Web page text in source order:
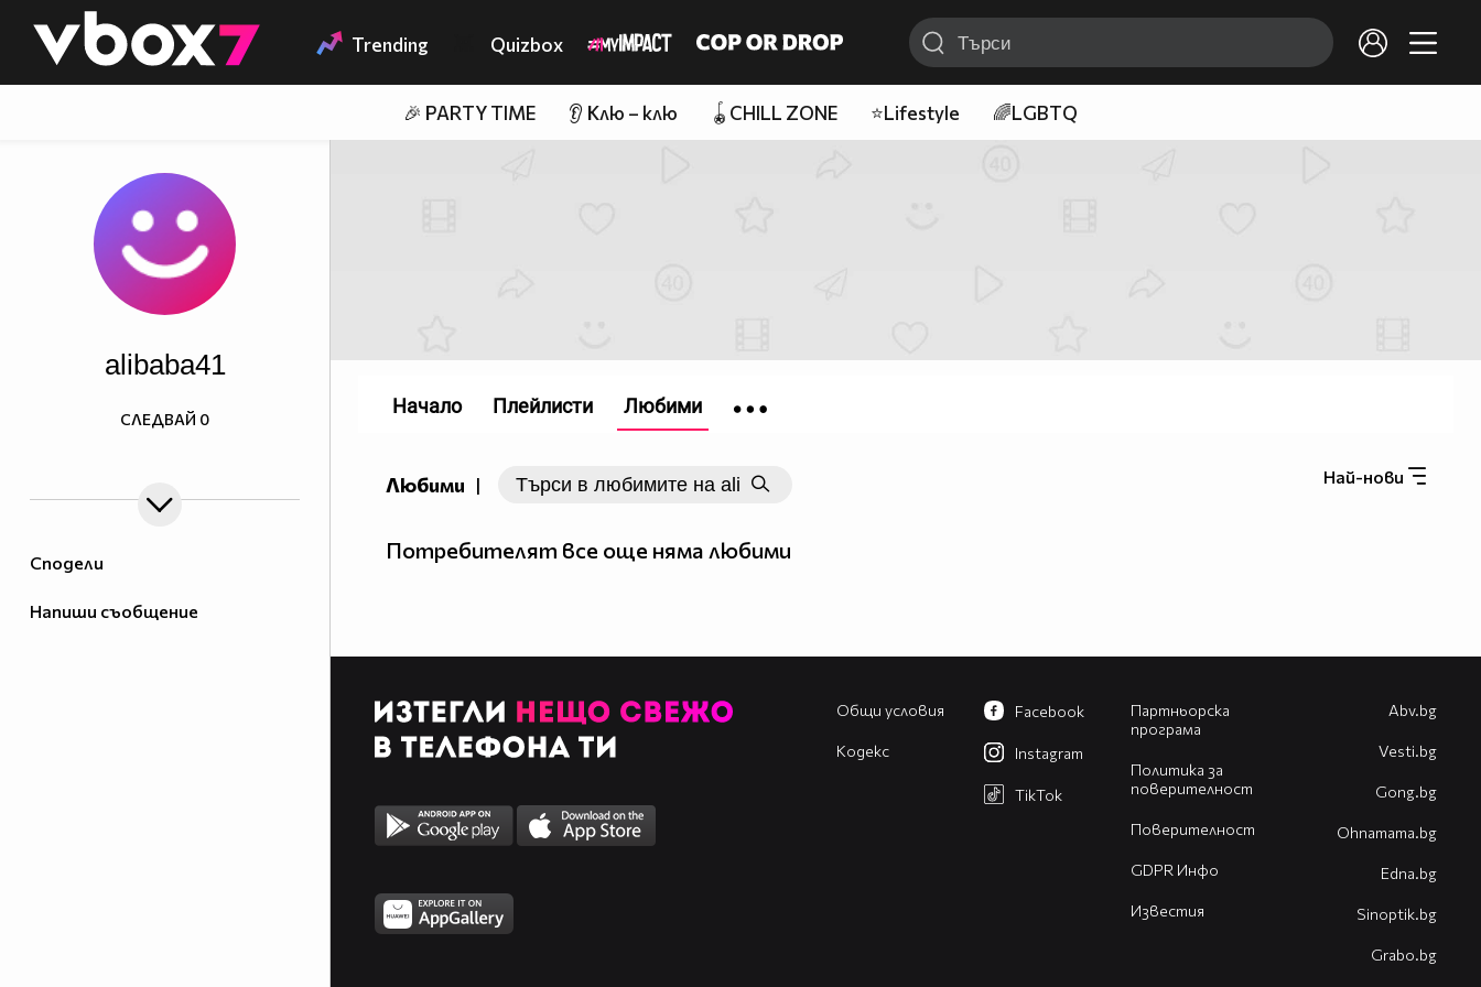
👾 Trending Quizbox
🎉 PARTY TIME 👂 Клю – клю 🪀CHILL ZONE ⭐Lifestyle 🌈LGBTQ
Сподели
Напиши съобщение
alibaba41
СЛЕДВАЙ 0
Любими | Най-нови
Потребителят все още няма любими
Начало Плейлисти Любими
Общи условия
Кодекс
Партньорска
програма
Политика за
поверителност
Поверителност
GDPR Инфо
Известия
Facebook
Instagram
TikTok
Abv.bg
Vesti.bg
Gong.bg
Оhnamama.bg
Edna.bg
Sinoptik.bg
Grabo.bg